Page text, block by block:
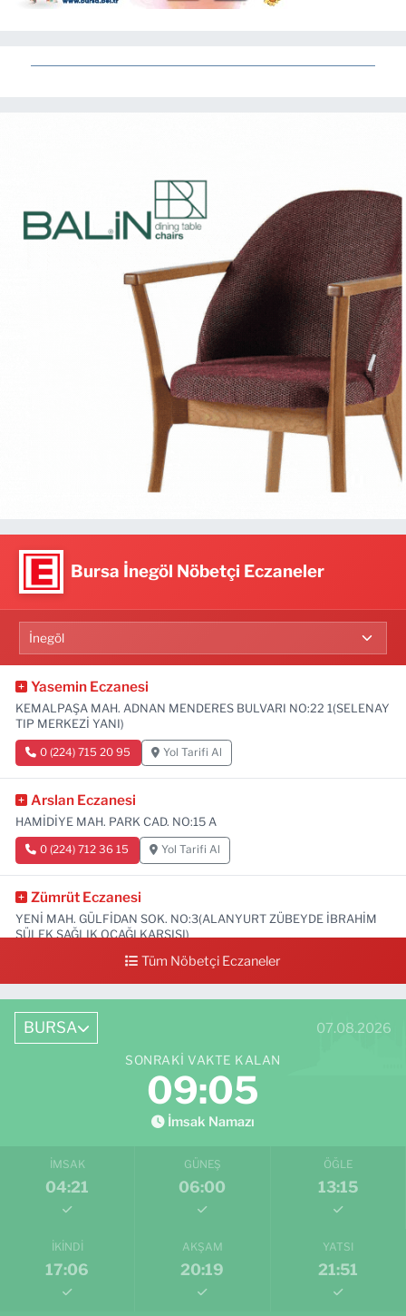
Bursa İnegöl Nöbetçi Eczaneler
Yasemin Eczanesi
KEMALPAŞA MAH. ADNAN MENDERES BULVARI NO:22 1(SELENAY
TIP MERKEZİ YANI)
0 (224) 715 20 95 Yol Tarifi Al
Arslan Eczanesi
HAMİDİYE MAH. PARK CAD. NO:15 A
0 (224) 712 36 15 Yol Tarifi Al
Zümrüt Eczanesi
YENİ MAH. GÜLFİDAN SOK. NO:3(ALANYURT ZÜBEYDE İBRAHİM
SÜLEK SAĞLIK OCAĞI KARŞISI)
0 (531) 239 44 04 Yol Tarifi Al
Tüm Nöbetçi Eczaneler
BURSA 07.08.2026
SONRAKI VAKTE KALAN
09:03
İmsak Namazı
İMSAK
04:21
GÜNEŞ
06:00
ÖĞLE
13:15
İKINDI
17:06
AKŞAM
20:19
YATSI
21:51